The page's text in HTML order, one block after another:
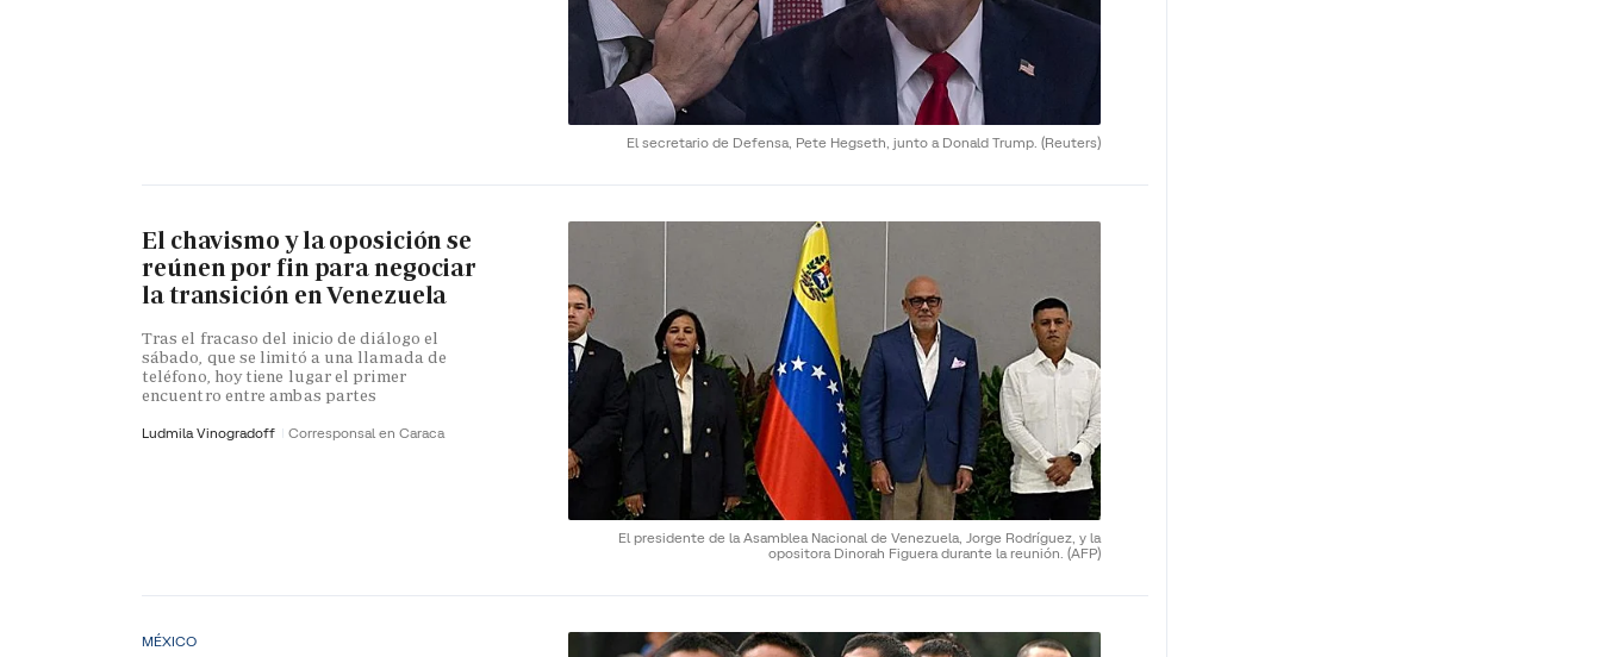
El secretario de Defensa, Pete Hegseth, junto a Donald Trump. (Reuters)
El presidente de la Asamblea Nacional de Venezuela, Jorge Rodríguez, y la
opositora Dinorah Figuera durante la reunión. (AFP)
El chavismo y la oposición se
reúnen por fin para negociar
la transición en Venezuela
Tras el fracaso del inicio de diálogo el
sábado, que se limitó a una llamada de
teléfono, hoy tiene lugar el primer
encuentro entre ambas partes
Ludmila Vinogradoff Corresponsal en Caraca
MÉXICO